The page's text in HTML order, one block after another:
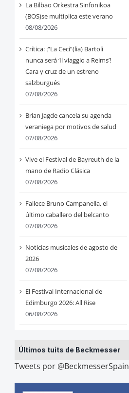
La Bilbao Orkestra Sinfonikoa
(BOS)se multiplica este verano
08/08/2026
Crítica: ¡“La Ceci”(lia) Bartoli
nunca será ‘Il viaggio a Reims’!
Cara y cruz de un estreno
salzburgués
07/08/2026
Brian Jagde cancela su agenda
veraniega por motivos de salud
07/08/2026
Vive el Festival de Bayreuth de la
mano de Radio Clásica
07/08/2026
Fallece Bruno Campanella, el
último caballero del belcanto
07/08/2026
Noticias musicales de agosto de
2026
07/08/2026
El Festival Internacional de
Edimburgo 2026: All Rise
06/08/2026
Últimos tuits de Beckmesser
Tweets por @BeckmesserSpain